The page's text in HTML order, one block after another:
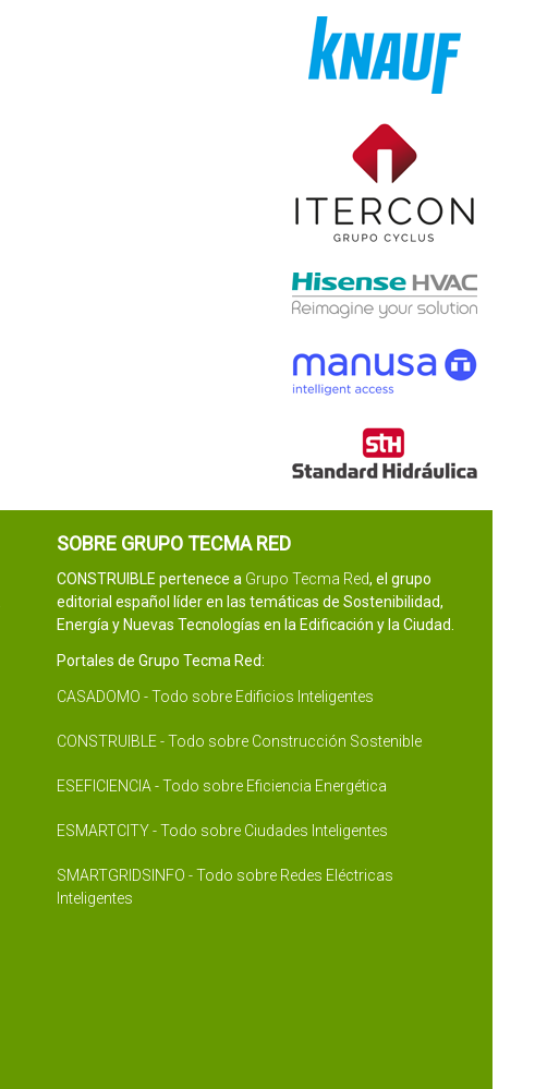
SOBRE GRUPO TECMA RED
CONSTRUIBLE pertenece a Grupo Tecma Red, el grupo
editorial español líder en las temáticas de Sostenibilidad,
Energía y Nuevas Tecnologías en la Edificación y la Ciudad.
Portales de Grupo Tecma Red:
CASADOMO - Todo sobre Edificios Inteligentes
CONSTRUIBLE - Todo sobre Construcción Sostenible
ESEFICIENCIA - Todo sobre Eficiencia Energética
ESMARTCITY - Todo sobre Ciudades Inteligentes
SMARTGRIDSINFO - Todo sobre Redes Eléctricas
Inteligentes